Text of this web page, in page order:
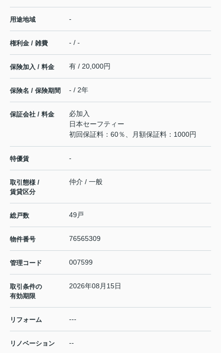
用途地域 -
権利金 / 雑費 - / -
保険加入 / 料金 有 / 20,000円
保険名 / 保険期間 - / 2年
保証会社 / 料金
必加入
日本セーフティー
初回保証料：60％、月額保証料：1000円
特優賃 -
取引態様 /
賃貸区分
仲介 / 一般
総戸数 49戸
物件番号 76565309
管理コード 007599
取引条件の
有効期限
2026年08月15日
リフォーム ---
リノベーション --